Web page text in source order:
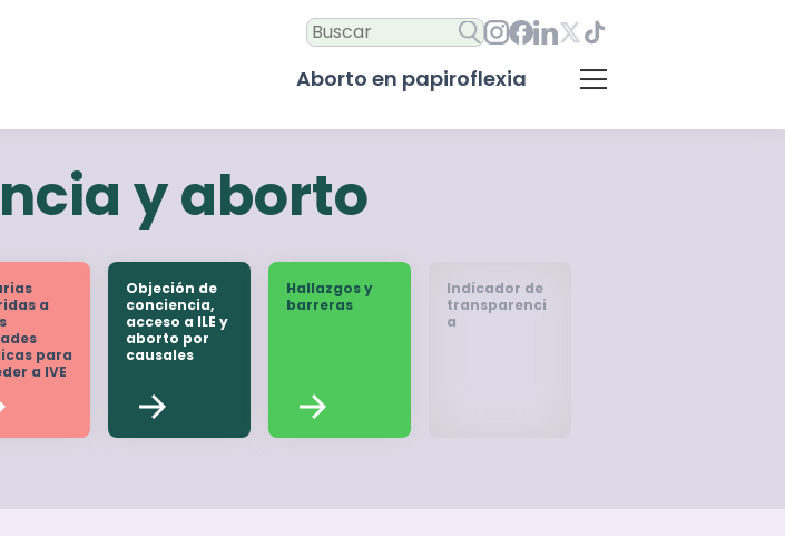
Aborto en papiroflexia
y aborto
a
para
a IVE
Objeción de
conciencia,
acceso a ILE y
aborto por
causales
Hallazgos y
barreras
Indicador de
transparenci
a